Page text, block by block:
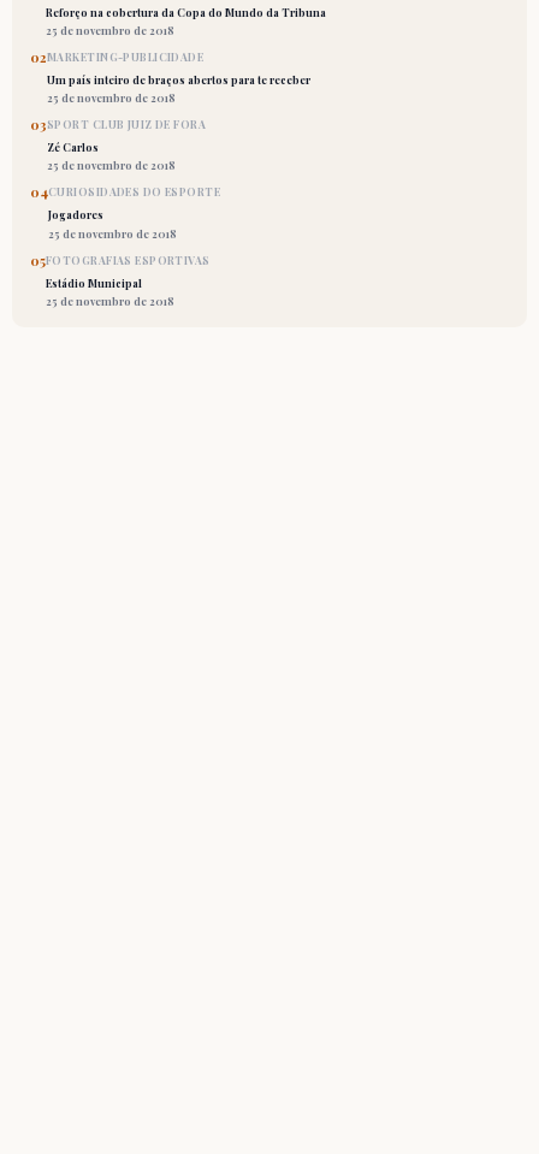
Reforço na cobertura da Copa do Mundo da Tribuna
25 de novembro de 2018
02MARKETING-PUBLICIDADE
Um país inteiro de braços abertos para te receber
25 de novembro de 2018
03SPORT CLUB JUIZ DE FORA
Zé Carlos
25 de novembro de 2018
04CURIOSIDADES DO ESPORTE
Jogadores
25 de novembro de 2018
05FOTOGRAFIAS ESPORTIVAS
Estádio Municipal
25 de novembro de 2018